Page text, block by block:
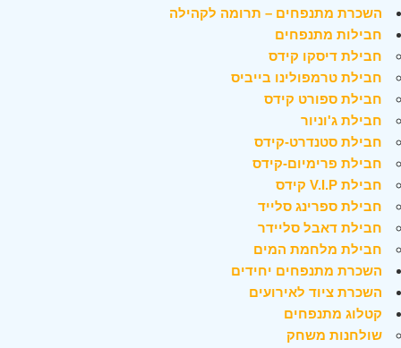
השכרת מתנפחים – תרומה לקהילה
חבילות מתנפחים
חבילת דיסקו קידס
חבילת טרמפולינו בייביס
חבילת ספורט קידס
חבילת ג'וניור
חבילת סטנדרט-קידס
חבילת פרימיום-קידס
חבילת V.I.P קידס
חבילת ספרינג סלייד
חבילת דאבל סליידר
חבילת מלחמת המים
השכרת מתנפחים יחידים
השכרת ציוד לאירועים
קטלוג מתנפחים
שולחנות משחק